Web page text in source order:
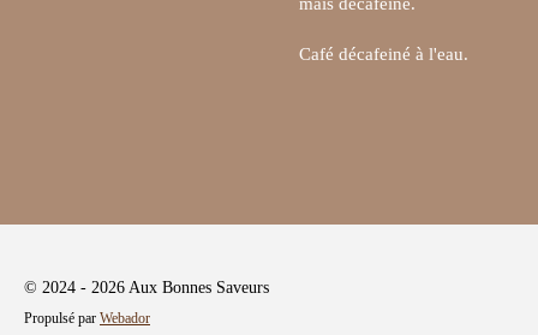
Café décafeiné à l'eau.
© 2024 - 2026 Aux Bonnes Saveurs
Propulsé par Webador